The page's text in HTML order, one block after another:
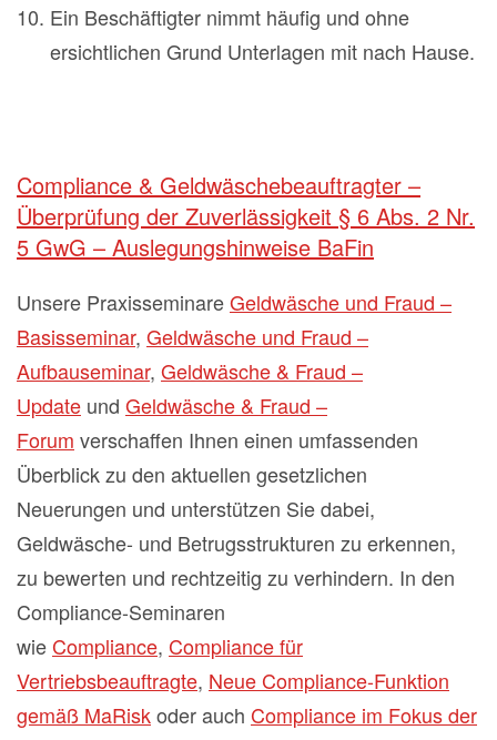
Ein Beschäftigter nimmt häufig und ohne
ersichtlichen Grund Unterlagen mit nach Hause.
Compliance & Geldwäschebeauftragter –
Überprüfung der Zuverlässigkeit § 6 Abs. 2 Nr.
5 GwG – Auslegungshinweise BaFin
Unsere PraxisseminareGeldwäsche und Fraud –
Basisseminar, Geldwäsche und Fraud –
Aufbauseminar, Geldwäsche & Fraud –
Update und Geldwäsche & Fraud –
Forum verschaffen Ihnen einen umfassenden
Überblick zu den aktuellen gesetzlichen
Neuerungen und unterstützen Sie dabei,
Geldwäsche- und Betrugsstrukturen zu erkennen,
zu bewerten und rechtzeitig zu verhindern. In den
Compliance-Seminaren
wie Compliance, Compliance für
Vertriebsbeauftragte, Neue Compliance-Funktion
gemäß MaRiskoder auch Compliance im Fokus der